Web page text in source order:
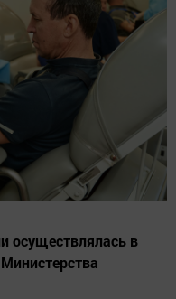
осуществлялась в